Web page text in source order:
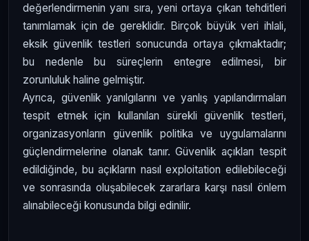
değerlendirmenin yanı sıra, yeni ortaya çıkan tehditleri
tanımlamak için de gereklidir. Birçok büyük veri ihlali,
eksik güvenlik testleri sonucunda ortaya çıkmaktadır;
bu nedenle bu süreçlerin entegre edilmesi, bir
zorunluluk haline gelmiştir.
Ayrıca, güvenlik yanılgılarını ve yanlış yapılandırmaları
tespit etmek için kullanılan sürekli güvenlik testleri,
organizasyonların güvenlik politika ve uygulamalarını
güçlendirmelerine olanak tanır. Güvenlik açıkları tespit
edildiğinde, bu açıkların nasıl exploitation edilebileceği
ve sonrasında oluşabilecek zararlara karşı nasıl önlem
alınabileceği konusunda bilgi edinilir.